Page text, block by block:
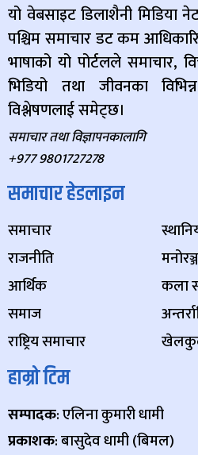
यो वेबसाइट डिलाशैनी मिडिया
पश्चिम समाचार डट कम
भाषाको यो पोर्टलले समाचार,
भिडियो तथा जीवनका
विश्लेषणलाई समेट्छ।
समाचार तथा विज्ञापनकालागि
+977 9801727278
समाचार हेडलाइन
समाचार
राजनीति
आर्थिक
समाज
राष्ट्रिय समाचार
कला
हाम्रो टिम
सम्पादक: एलिना कुमारी धामी
प्रकाशक: बासुदेव धामी (बिमल)